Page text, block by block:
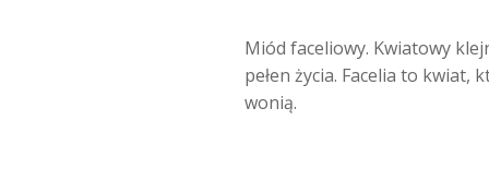
Miód faceliowy. Kwiatowy
pełen życia. Facelia to kwiat,
wonią.